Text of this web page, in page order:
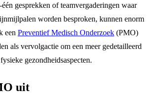
gesprekken of teamvergaderingen waar
worden besproken, kunnen enorm
een Preventief Medisch Onderzoek (PMO)
als vervolgactie om een meer gedetailleerd
gezondheidsaspecten.
uit